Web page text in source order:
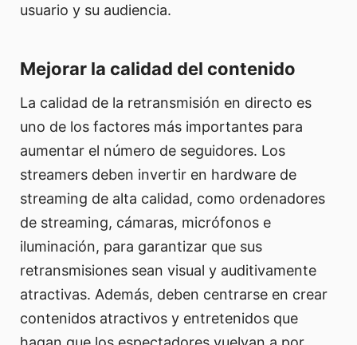
usuario y su audiencia.
Mejorar la calidad del contenido
La calidad de la retransmisión en directo es
uno de los factores más importantes para
aumentar el número de seguidores. Los
streamers deben invertir en hardware de
streaming de alta calidad, como ordenadores
de streaming, cámaras, micrófonos e
iluminación, para garantizar que sus
retransmisiones sean visual y auditivamente
atractivas. Además, deben centrarse en crear
contenidos atractivos y entretenidos que